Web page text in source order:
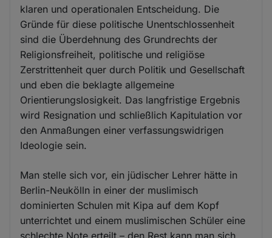
klaren und operationalen Entscheidung. Die
Gründe für diese politische Unentschlossenheit
sind die Überdehnung des Grundrechts der
Religionsfreiheit, politische und religiöse
Zerstrittenheit quer durch Politik und Gesellschaft
und eben die beklagte allgemeine
Orientierungslosigkeit. Das langfristige Ergebnis
wird Resignation und schließlich Kapitulation vor
den Anmaßungen einer verfassungswidrigen
Ideologie sein.
Man stelle sich vor, ein jüdischer Lehrer hätte in
Berlin-Neukölln in einer der muslimisch
dominierten Schulen mit Kipa auf dem Kopf
unterrichtet und einem muslimischen Schüler eine
schlechte Note erteilt – den Rest kann man sich